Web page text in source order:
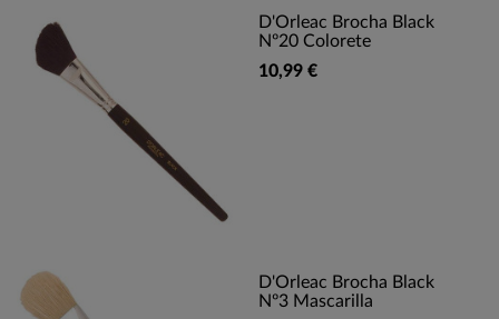
D'Orleac Brocha Black
Nº20 Colorete
10,99 €
D'Orleac Brocha Black
Nº3 Mascarilla